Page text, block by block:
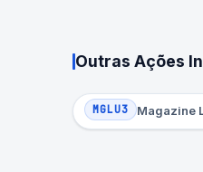
Outras Ações
MGLU3 Magazine